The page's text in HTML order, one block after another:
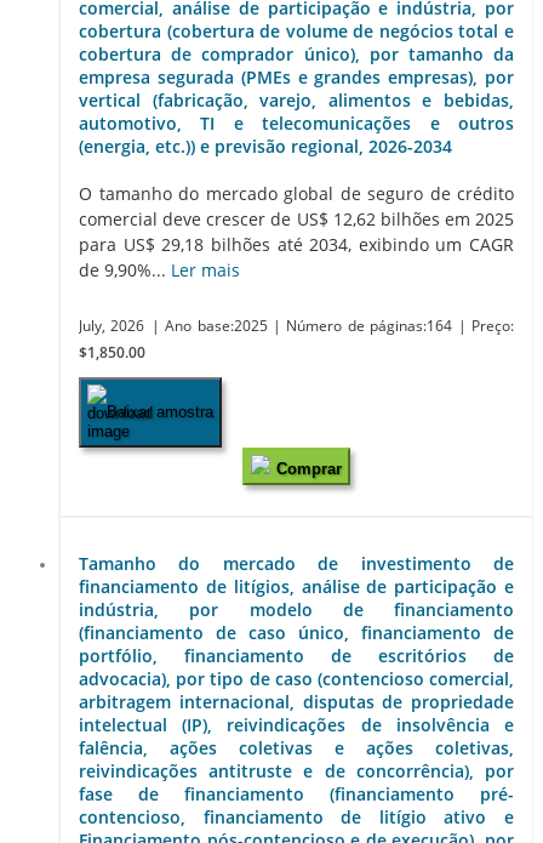
comercial, análise de participação e indústria, por
cobertura (cobertura de volume de negócios total e
cobertura de comprador único), por tamanho da
empresa segurada (PMEs e grandes empresas), por
vertical (fabricação, varejo, alimentos e bebidas,
automotivo, TI e telecomunicações e outros
(energia, etc.)) e previsão regional, 2026-2034
O tamanho do mercado global de seguro de crédito
comercial deve crescer de US$ 12,62 bilhões em 2025
para US$ 29,18 bilhões até 2034, exibindo um CAGR
de 9,90%... Ler mais
July, 2026 | Ano base:2025 | Número de páginas:164 | Preço:
$1,850.00
Baixar amostra
Comprar
Tamanho do mercado de investimento de
financiamento de litígios, análise de participação e
indústria, por modelo de financiamento
(financiamento de caso único, financiamento de
portfólio, financiamento de escritórios de
advocacia), por tipo de caso (contencioso comercial,
arbitragem internacional, disputas de propriedade
intelectual (IP), reivindicações de insolvência e
falência, ações coletivas e ações coletivas,
reivindicações antitruste e de concorrência), por
fase de financiamento (financiamento pré-
contencioso, financiamento de litígio ativo e